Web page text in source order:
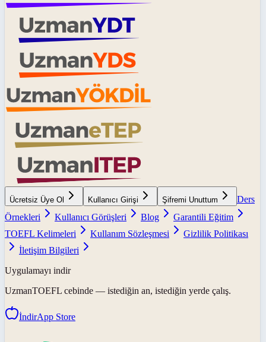
Ücretsiz Üye Ol Kullanıcı Girişi Şifremi Unuttum
Ders
Örnekleri
Kullanıcı Görüşleri Blog
Garantili Eğitim
TOEFL Kelimeleri
Kullanım Sözleşmesi
Gizlilik Politikası
İletişim Bilgileri
Uygulamayı indir
UzmanTOEFL cebinde — istediğin an, istediğin yerde çalış.
İndirApp Store